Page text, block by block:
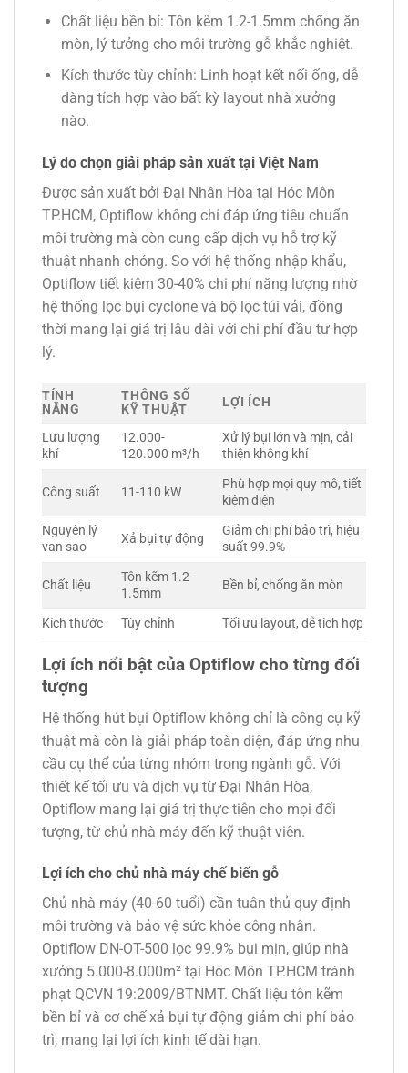
Chất liệu bền bỉ: Tôn kẽm 1.2-1.5mm chống ăn
mòn, lý tưởng cho môi trường gỗ khắc nghiệt.
Kích thước tùy chỉnh: Linh hoạt kết nối ống, dễ
dàng tích hợp vào bất kỳ layout nhà xưởng
nào.
Lý do chọn giải pháp sản xuất tại Việt Nam
Được sản xuất bởi Đại Nhân Hòa tại Hóc Môn
TP.HCM, Optiflow không chỉ đáp ứng tiêu chuẩn
môi trường mà còn cung cấp dịch vụ hỗ trợ kỹ
thuật nhanh chóng. So với hệ thống nhập khẩu,
Optiflow tiết kiệm 30-40% chi phí năng lượng nhờ
hệ thống lọc bụi cyclone và bộ lọc túi vải, đồng
thời mang lại giá trị lâu dài với chi phí đầu tư hợp
lý.
TÍNH
NĂNG
THÔNG SỐ
KỸ THUẬT
LỢI ÍCH
Lưu lượng
khí
12.000-
120.000 m³/h
Xử lý bụi lớn và mịn, cải
thiện không khí
Công suất 11-110 kW
Phù hợp mọi quy mô, tiết
kiệm điện
Nguyên lý
van sao
Xả bụi tự động
Giảm chi phí bảo trì, hiệu
suất 99.9%
Chất liệu
Tôn kẽm 1.2-
1.5mm
Bền bỉ, chống ăn mòn
Kích thước Tùy chỉnh Tối ưu layout, dễ tích hợp
Lợi ích nổi bật của Optiflow cho từng đối
tượng
Hệ thống hút bụi Optiflow không chỉ là công cụ kỹ
thuật mà còn là giải pháp toàn diện, đáp ứng nhu
cầu cụ thể của từng nhóm trong ngành gỗ. Với
thiết kế tối ưu và dịch vụ từ Đại Nhân Hòa,
Optiflow mang lại giá trị thực tiễn cho mọi đối
tượng, từ chủ nhà máy đến kỹ thuật viên.
Lợi ích cho chủ nhà máy chế biến gỗ
Chủ nhà máy (40-60 tuổi) cần tuân thủ quy định
môi trường và bảo vệ sức khỏe công nhân.
Optiflow DN-OT-500 lọc 99.9% bụi mịn, giúp nhà
xưởng 5.000-8.000m² tại Hóc Môn TP.HCM tránh
phạt QCVN 19:2009/BTNMT. Chất liệu tôn kẽm
bền bỉ và cơ chế xả bụi tự động giảm chi phí bảo
trì, mang lại lợi ích kinh tế dài hạn.